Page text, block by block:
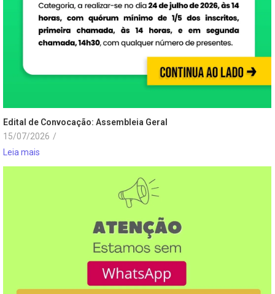
Edital de Convocação: Assembleia Geral
15/07/2026 /
Leia mais